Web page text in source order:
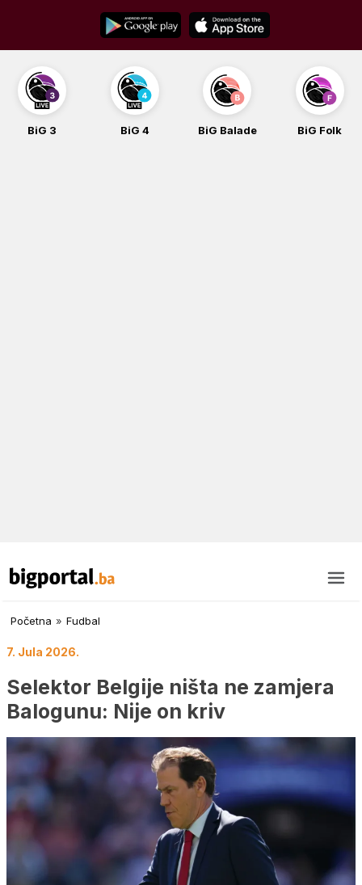
content
BiG 3 BiG 4 BiG Balade BiG Folk
Početna » Fudbal
7. Jula 2026.
Selektor Belgije ništa ne zamjera
Balogunu: Nije on kriv